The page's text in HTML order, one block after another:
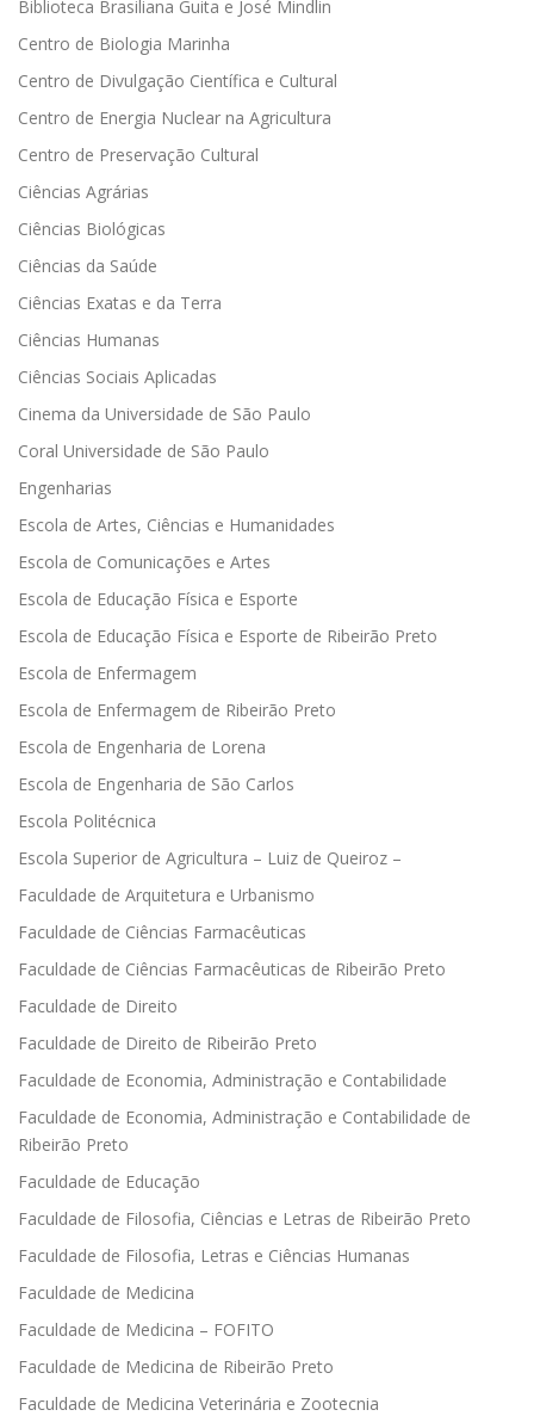
Biblioteca Brasiliana Guita e José Mindlin
Centro de Biologia Marinha
Centro de Divulgação Científica e Cultural
Centro de Energia Nuclear na Agricultura
Centro de Preservação Cultural
Ciências Agrárias
Ciências Biológicas
Ciências da Saúde
Ciências Exatas e da Terra
Ciências Humanas
Ciências Sociais Aplicadas
Cinema da Universidade de São Paulo
Coral Universidade de São Paulo
Engenharias
Escola de Artes, Ciências e Humanidades
Escola de Comunicações e Artes
Escola de Educação Física e Esporte
Escola de Educação Física e Esporte de Ribeirão Preto
Escola de Enfermagem
Escola de Enfermagem de Ribeirão Preto
Escola de Engenharia de Lorena
Escola de Engenharia de São Carlos
Escola Politécnica
Escola Superior de Agricultura – Luiz de Queiroz –
Faculdade de Arquitetura e Urbanismo
Faculdade de Ciências Farmacêuticas
Faculdade de Ciências Farmacêuticas de Ribeirão Preto
Faculdade de Direito
Faculdade de Direito de Ribeirão Preto
Faculdade de Economia, Administração e Contabilidade
Faculdade de Economia, Administração e Contabilidade de
Ribeirão Preto
Faculdade de Educação
Faculdade de Filosofia, Ciências e Letras de Ribeirão Preto
Faculdade de Filosofia, Letras e Ciências Humanas
Faculdade de Medicina
Faculdade de Medicina – FOFITO
Faculdade de Medicina de Ribeirão Preto
Faculdade de Medicina Veterinária e Zootecnia